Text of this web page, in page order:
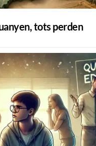
tots perden